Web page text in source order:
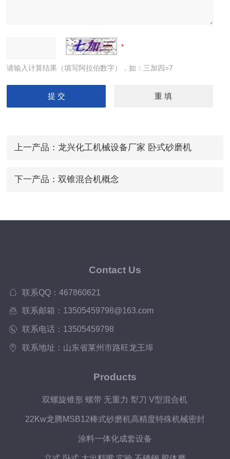
请输入计算结果（填写阿拉伯数字），如：三加四=7
上一产品： 龙兴化工机械设备厂家 卧式砂磨机
下一产品： 双锥混合机概念
Contact Us
联系QQ：467860621
联系邮箱：13505459798@163.com
联系电话：13505459798
联系地址：山东省莱州市路旺龙王埠
Products
双螺旋锥形 螺带 无重力 犁刀 V型混合机
22Kw龙腾MSB12棒式砂磨机高精度特殊机械密封
涂料一体化成套设备